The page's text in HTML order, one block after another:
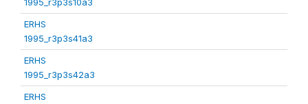
ERHS
1995_r3p3s41a3
ERHS
1995_r3p3s42a3
ERHS